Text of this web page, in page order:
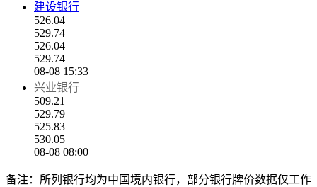
建设银行
526.04
529.74
526.04
529.74
08-08 15:33
兴业银行
509.21
529.79
525.83
530.05
08-08 08:00
备注：所列银行均为中国境内银行，部分银行牌价数据仅工作